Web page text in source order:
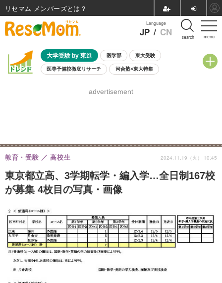
menu
Language
JP / CN search
大学受験 by 東進 医学部 東大受験
医専予備校徹底リサーチ 河合塾×東大特集
8月開催学校説明会・相談会
advertisement
東京都立高、3学期転学・編入学…全日制167校
が募集 4枚目の写真・画像
教育・受験 高校生 2024.11.19（火） 10:45
リセマム メンバーズ